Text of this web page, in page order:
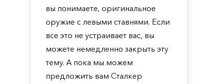
вы понимаете, оригинальное
оружие с левыми ставнями. Если
все это не устраивает вас, вы
можете немедленно закрыть эту
тему. А пока мы можем
предложить вам Сталкер